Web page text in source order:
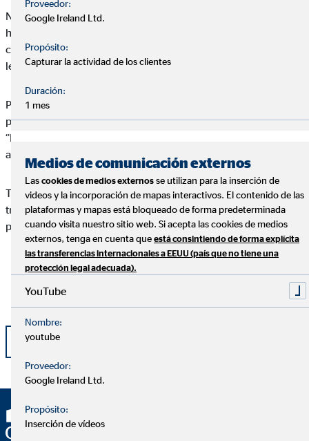
Nosotros en OVB vendemos disfrute, experiencias porque
hacemos que las cosas se cumplan y se consigan, control,
cambiar, mejorar y poder avanzar, compartir, dejar un buen
legado.
Para finalizar la ponencia, el conferenciante resolvió las dudas
planteadas por parte de los asistentes y terminó con la frase:
‘’No hay mayor placer que irte a dormir sabiendo que has
ayudado a alguien’’.
Tras la ponencia se procedió al acceso a las salas individuales y
tras esto, para cerrar la sesión se inició el turno de llamadas
para poner en práctica y aplicar lo aprendido en esta jornada.
Proveedor:
Google Ireland Ltd.
Propósito:
Capturar la actividad de los clientes
Duración:
1 mes
Medios de comunicación externos
Las cookies de medios externos se utilizan para la inserción de
videos y la incorporación de mapas interactivos. El contenido de las
plataformas y mapas está bloqueado de forma predeterminada
cuando visita nuestro sitio web. Si acepta las cookies de medios
externos, tenga en cuenta que está consintiendo de forma explícita
las transferencias internacionales a EEUU (país que no tiene una
protección legal adecuada).
YouTube
Nombre:
youtube
Proveedor:
Google Ireland Ltd.
Propósito:
Inserción de vídeos